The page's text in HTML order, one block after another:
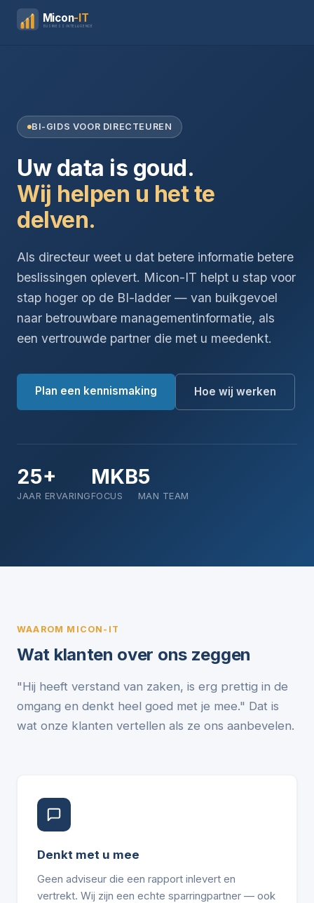
Micon-IT
BUSINESS INTELLIGENCE
BI-GIDS VOOR DIRECTEUREN
Uw data is goud.
Wij helpen u het te
delven.
Als directeur weet u dat betere informatie betere
beslissingen oplevert. Micon-IT helpt u stap voor
stap hoger op de BI-ladder — van buikgevoel
naar betrouwbare managementinformatie, als
een vertrouwde partner die met u meedenkt.
Plan een kennismaking Hoe wij werken
25+
JAAR ERVARING
MKB
FOCUS
5
MAN TEAM
WAAROM MICON-IT
Wat klanten over ons zeggen
"Hij heeft verstand van zaken, is erg prettig in de
omgang en denkt heel goed met je mee." Dat is
wat onze klanten vertellen als ze ons aanbevelen.
Denkt met u mee
Geen adviseur die een rapport inlevert en
vertrekt. Wij zijn een echte sparringpartner — ook